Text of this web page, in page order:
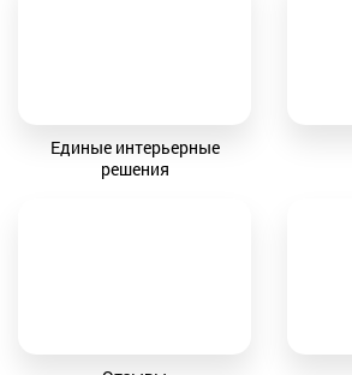
Единые интерьерные
решения